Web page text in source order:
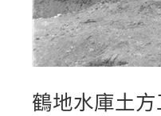
鶴地水庫土